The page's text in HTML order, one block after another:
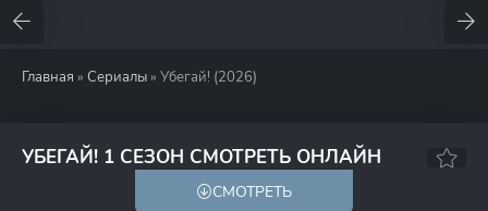
Главная » Сериалы » Убегай! (2026)
УБЕГАЙ! 1 СЕЗОН СМОТРЕТЬ ОНЛАЙН
7.0 6.9
СМОТРЕТЬ